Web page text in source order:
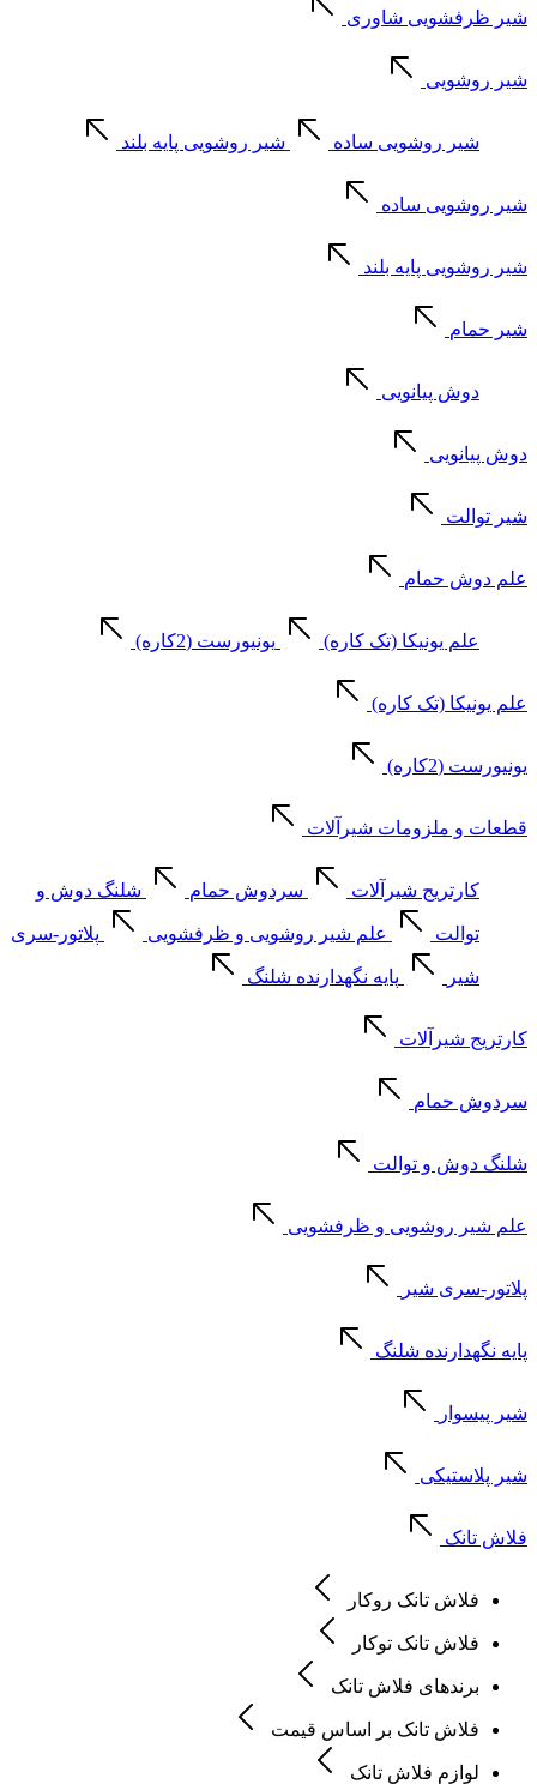
شیر ظرفشویی شاوری
شیر روشویی
شیر روشویی ساده شیر روشویی پایه بلند
شیر روشویی ساده
شیر روشویی پایه بلند
شیر حمام
دوش پیانویی
دوش پیانویی
شیر توالت
علم دوش حمام
علم یونیکا (تک کاره) یونیورست (2کاره)
علم یونیکا (تک کاره)
یونیورست (2کاره)
قطعات و ملزومات شیرآلات
کارتریج شیرآلات سردوش حمام شلنگ دوش و
توالت علم شیر روشویی و ظرفشویی پلاتور-سری
شیر پایه نگهدارنده شلنگ
کارتریج شیرآلات
سردوش حمام
شلنگ دوش و توالت
علم شیر روشویی و ظرفشویی
پلاتور-سری شیر
پایه نگهدارنده شلنگ
شیر پیسوار
شیر پلاستیکی
فلاش تانک
فلاش تانک روکار
فلاش تانک توکار
برندهای فلاش تانک
فلاش تانک بر اساس قیمت
لوازم فلاش تانک